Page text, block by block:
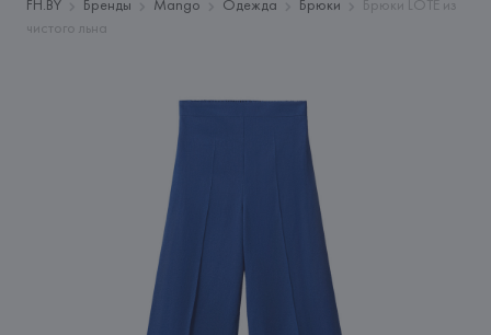
FH.BY Бренды Mango Одежда Брюки
Брюки LOTE из
чистого льна